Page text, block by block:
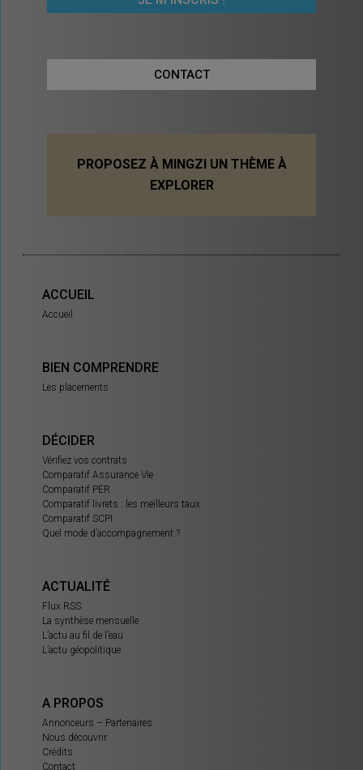
CONTACT
PROPOSEZ À MINGZI UN THÈME À
EXPLORER
ACCUEIL
Accueil
BIEN COMPRENDRE
Les placements
DÉCIDER
Vérifiez vos contrats
Comparatif Assurance Vie
Comparatif PER
Comparatif livrets : les meilleurs taux
Comparatif SCPI
Quel mode d’accompagnement ?
ACTUALITÉ
Flux RSS
La synthèse mensuelle
L’actu au fil de l’eau
L’actu géopolitique
A PROPOS
Annonceurs – Partenaires
Nous découvrir
Crédits
Contact